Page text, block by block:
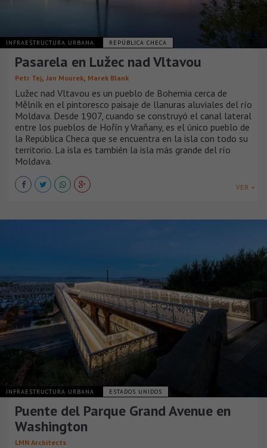
INFRAESTRUCTURA URBANA REPÚBLICA CHECA
Pasarela en Lužec nad Vltavou
Petr Tej, Jan Mourek, Marek Blank
Lužec nad Vltavou es un pueblo de Bohemia cerca de
Mělník en el pintoresco paisaje de llanuras aluviales del río
Moldava. Desde 1907, cuando se construyó el canal lateral
entre los pueblos de Hořín y Vraňany, es el único pueblo de
la República Checa que se encuentra en la isla con todo su
territorio. La isla es también la isla más grande del río
Moldava.
VER +
INFRAESTRUCTURA URBANA ESTADOS UNIDOS
Puente del Parque Grand Avenue en
Washington
LMN Architects